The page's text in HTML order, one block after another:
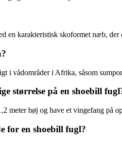
en karakteristisk skoformet næb,
i vådområder i Afrika, såsom
størrelse på en shoebill
meter høj og have et vingefang på
for en shoebill fugl?